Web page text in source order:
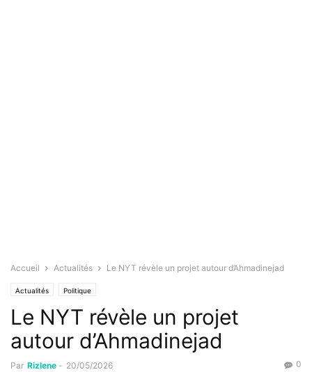
Accueil Actualités Le NYT révèle un projet autour d’Ahmadinejad
Actualités Politique
Le NYT révèle un projet
autour d’Ahmadinejad
Par Rizlene - 20/05/2026 0